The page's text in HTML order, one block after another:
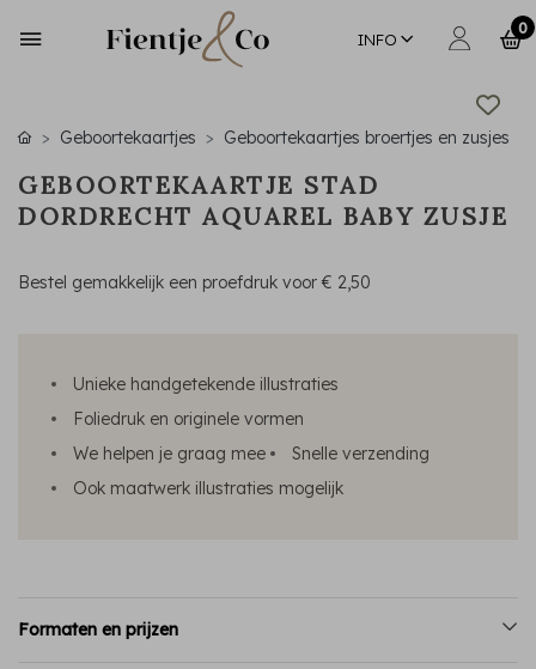
INFO
0
Geboortekaartjes Geboortekaartjes broertjes en zusjes
GEBOORTEKAARTJE STAD
DORDRECHT AQUAREL BABY ZUSJE
Bestel gemakkelijk een proefdruk voor€ 2,50
Unieke handgetekende illustraties
Foliedruk en originele vormen
We helpen je graag mee
Snelle verzending
Ook maatwerk illustraties mogelijk
Formaten en prijzen